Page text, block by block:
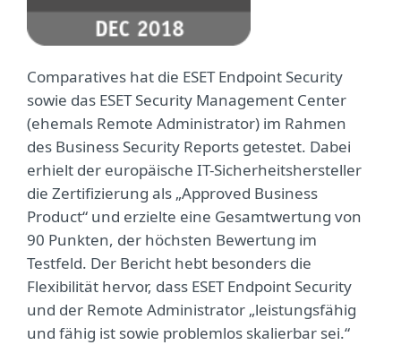
Comparatives hat die ESET Endpoint Security
sowie das ESET Security Management Center
(ehemals Remote Administrator) im Rahmen
des Business Security Reports getestet. Dabei
erhielt der europäische IT-Sicherheitshersteller
die Zertifizierung als „Approved Business
Product“ und erzielte eine Gesamtwertung von
90 Punkten, der höchsten Bewertung im
Testfeld. Der Bericht hebt besonders die
Flexibilität hervor, dass ESET Endpoint Security
und der Remote Administrator „leistungsfähig
und fähig ist sowie problemlos skalierbar sei.“